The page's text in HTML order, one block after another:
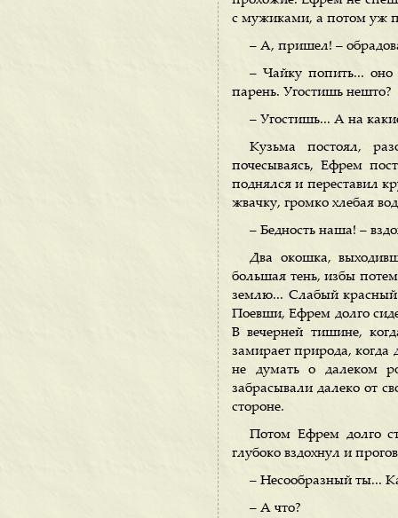
с мужиками, а потом уж
– А, пришел! –
– Чайку попить... оно
парень. Угостишь нешто?
– Угостишь... А на
Кузьма постоял,
почесываясь, Ефрем
поднялся и переставил
жвачку, громко хлебая
– Бедность наша! –
Два окошка,
большая тень, избы
землю... Слабый красный
Поевши, Ефрем долго
В вечерней тишине,
замирает природа, когда
не думать о далеком
забрасывали далеко от
стороне.
Потом Ефрем долго
глубоко вздохнул и
– Несообразный ты...
– А что?